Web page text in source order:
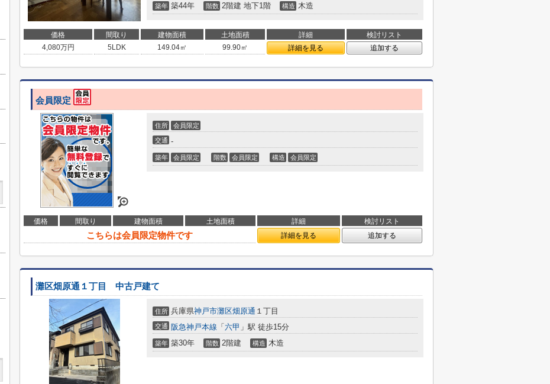
築年 築44年 階数 2階建 地下1階 構造 木造
価格 間取り 建物面積 土地面積 詳細
検討リスト
4,080万円 5LDK 149.04㎡ 99.90㎡ 詳細を見る 追加する
会員限定
住所 会員限定
交通 -
築年 会員限定 階数 会員限定 構造 会員限定
価格 間取り 建物面積 土地面積 詳細 検討リスト
こちらは会員限定物件です 詳細を見る 追加する
灘区畑原通１丁目 中古戸建て
住所 兵庫県神戸市灘区畑原通 １丁目
交通 阪急神戸本線 「 六甲 」駅 徒歩15分
築年 築30年 階数 2階建 構造 木造